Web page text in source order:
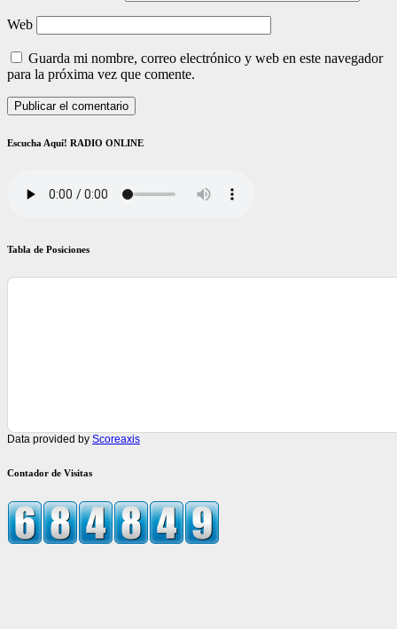
Web
Guarda mi nombre, correo electrónico y web en este navegador
para la próxima vez que comente.
Escucha Aquí! RADIO ONLINE
Tabla de Posiciones
Data provided by Scoreaxis
Contador de Visitas